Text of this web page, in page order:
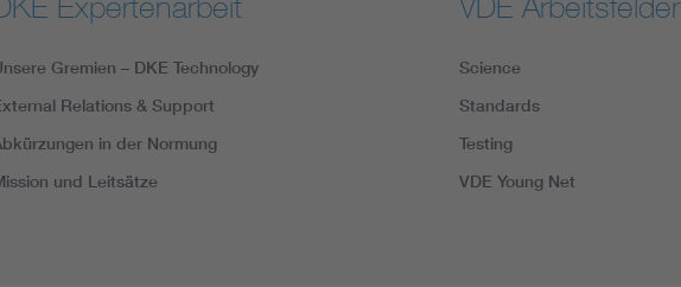
Gremien – DKE Technology
Relations & Support
in der Normung
und Leitsätze
Science
Standards
Testing
VDE Young Net